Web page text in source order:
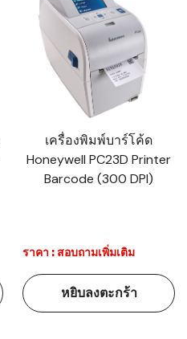
เครื่องพิมพ์บาร์โค้ด
Honeywell PC23D Printer
Barcode (300 DPI)
ราคา : สอบถามเพิ่มเติม
หยิบลงตะกร้า